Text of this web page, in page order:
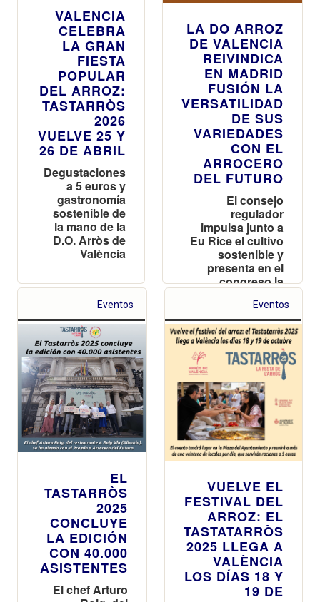
VALENCIA
CELEBRA
LA GRAN
FIESTA
POPULAR
DEL ARROZ:
TASTARRÒS
2026
VUELVE 25 Y
26 DE ABRIL
Degustaciones
a 5 euros y
gastronomía
sostenible de
la mano de la
D.O. Arròs de
València
LA DO ARROZ
DE VALENCIA
REIVINDICA
EN MADRID
FUSIÓN LA
VERSATILIDAD
DE SUS
VARIEDADES
CON EL
ARROCERO
DEL FUTURO
El consejo
regulador
impulsa junto a
Eu Rice el cultivo
sostenible y
presenta en el
congreso la
de la Bienal del
Arroz de Cullera
2026
Eventos
EL
TASTARRÒS
2025
CONCLUYE
LA EDICIÓN
CON 40.000
ASISTENTES
El chef Arturo
Eventos
VUELVE EL
FESTIVAL DEL
ARROZ: EL
TASTATARRÒS
2025 LLEGA A
VALÈNCIA
LOS DÍAS 18 Y
19 DE